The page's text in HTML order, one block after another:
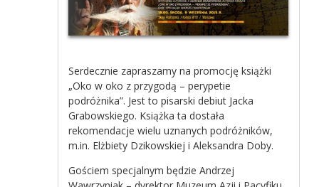
Serdecznie zapraszamy na promocję książki
„Oko w oko z przygodą – perypetie
podróżnika”. Jest to pisarski debiut Jacka
Grabowskiego. Książka ta dostała
rekomendacje wielu uznanych podróżników,
m.in. Elżbiety Dzikowskiej i Aleksandra Doby.
Gościem specjalnym będzie Andrzej